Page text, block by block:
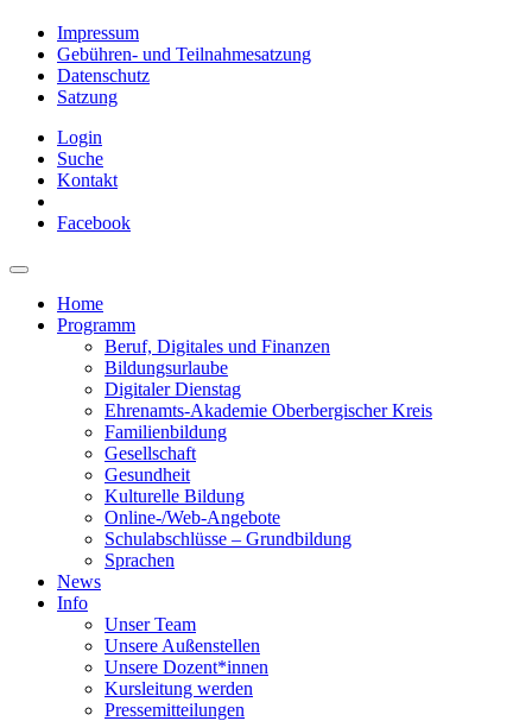
Impressum
Gebühren- und Teilnahmesatzung
Datenschutz
Satzung
Login
Suche
Kontakt
Facebook
Home
Programm
Beruf, Digitales und Finanzen
Bildungsurlaube
Digitaler Dienstag
Ehrenamts-Akademie Oberbergischer Kreis
Familienbildung
Gesellschaft
Gesundheit
Kulturelle Bildung
Online-/Web-Angebote
Schulabschlüsse – Grundbildung
Sprachen
News
Info
Unser Team
Unsere Außenstellen
Unsere Dozent*innen
Kursleitung werden
Pressemitteilungen